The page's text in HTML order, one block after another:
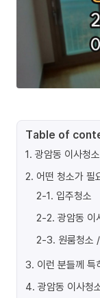
Table of
1. 광암동 이사청소
2. 어떤 청소가 필
2-1. 입주청소
2-2. 광암동 이
2-3. 원룸청소
3. 이런 분들께 특
4. 광암동 이사청